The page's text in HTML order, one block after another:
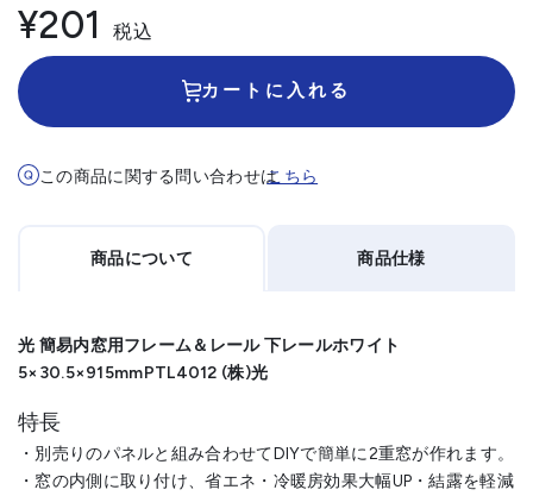
¥201 税込
カートに入れる
この商品に関する問い合わせはこちら
商品について
光 簡易内窓用フレーム＆レール 下レールホワイト
5×30.5×915mmPTL4012 (株)光
特長
・別売りのパネルと組み合わせてDIYで簡単に2重窓が作れます。
・窓の内側に取り付け、省エネ・冷暖房効果大幅UP・結露を軽減
商品仕様